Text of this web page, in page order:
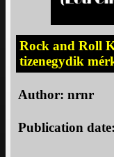
Rock and Roll
tizenegydik
Author:nrnr
Publication